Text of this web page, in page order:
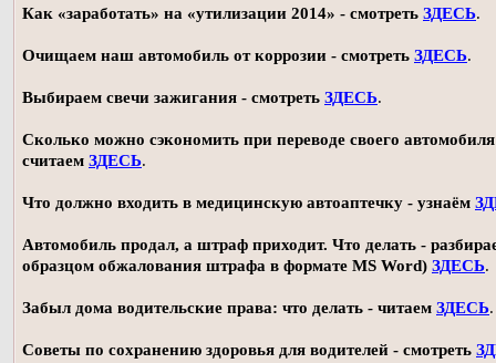
Как «заработать» на «утилизации 2014» - смотреть ЗДЕСЬ.
Очищаем наш автомобиль от коррозии - смотреть ЗДЕСЬ.
Выбираем свечи зажигания - смотреть ЗДЕСЬ.
Сколько можно сэкономить при переводе своего автомобиля
считаем ЗДЕСЬ.
Что должно входить в медицинскую автоаптечку - узнаём
Автомобиль продал, а штраф приходит. Что делать -
образцом обжалования штрафа в формате MS Word) ЗДЕСЬ.
Забыл дома водительские права: что делать - читаем ЗДЕСЬ.
Советы по сохранению здоровья для водителей - смотреть